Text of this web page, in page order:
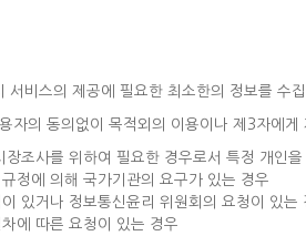
비스의 제공에 필요한 최소한의 정보를 수집
자의 동의없이 목적외의 이용이나 제3자에
조사를 위하여 필요한 경우로서 특정 개인
정에 의해 국가기관의 요구가 있는 경우
있거나 정보통신윤리 위원회의 요청이 있는
에 따른 요청이 있는 경우